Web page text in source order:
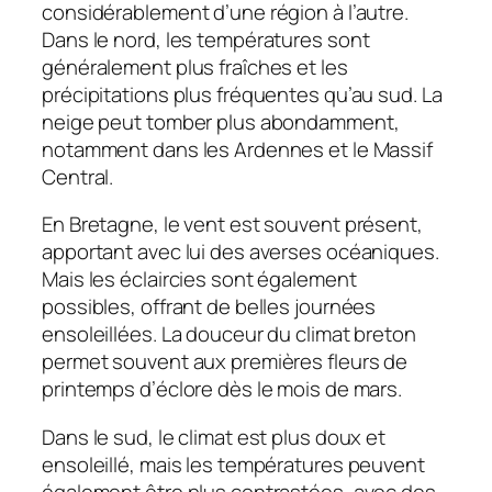
considérablement d’une région à l’autre.
Dans le nord, les températures sont
généralement plus fraîches et les
précipitations plus fréquentes qu’au sud. La
neige peut tomber plus abondamment,
notamment dans les Ardennes et le Massif
Central.
En Bretagne, le vent est souvent présent,
apportant avec lui des averses océaniques.
Mais les éclaircies sont également
possibles, offrant de belles journées
ensoleillées. La douceur du climat breton
permet souvent aux premières fleurs de
printemps d’éclore dès le mois de mars.
Dans le sud, le climat est plus doux et
ensoleillé, mais les températures peuvent